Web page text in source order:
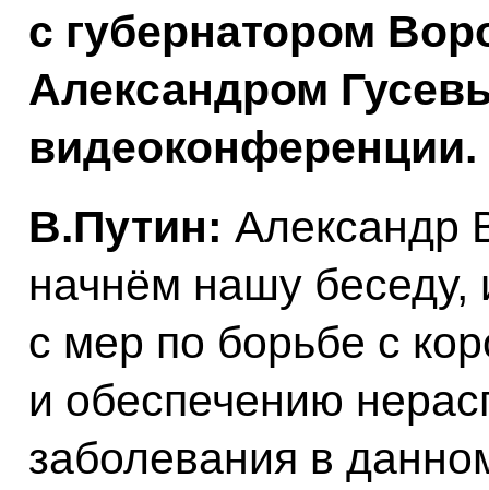
с губернатором
Александром
видеоконференции.
В.Путин: Александр
начнём нашу беседу,
с мер по борьбе с
и обеспечению
заболевания в